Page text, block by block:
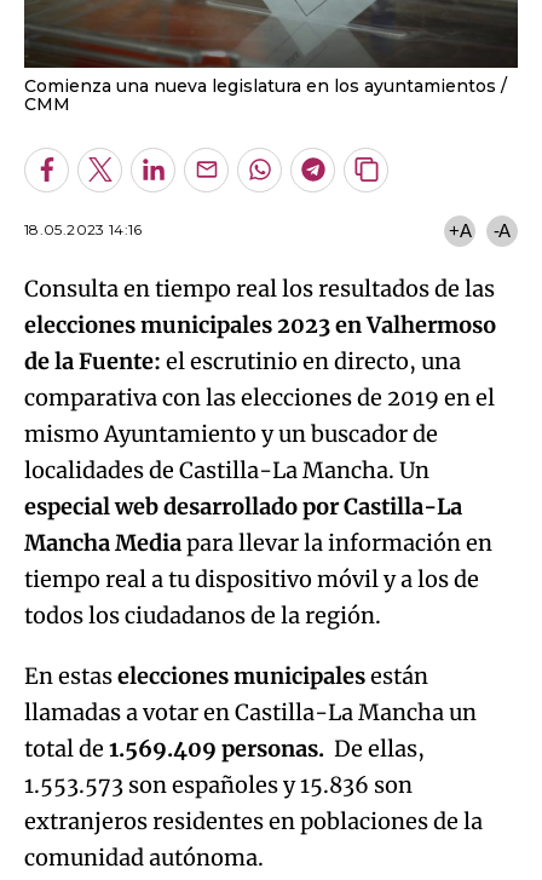
Comienza una nueva legislatura en los ayuntamientos
CMM
Facebook
TwitterLinkedInEnviarWhatsapp
Telegram
Copiar
18.05.2023 14:16 +A -A
Consulta en tiempo real los resultados de las
elecciones municipales 2023 en Valhermoso
de la Fuente: el escrutinio en directo, una
comparativa con las elecciones de 2019 en el
mismo Ayuntamiento y un buscador de
localidades de Castilla-La Mancha. Un
especial web desarrollado por Castilla-La
Mancha Mediapara llevar la información en
tiempo real a tu dispositivo móvil y a los de
todos los ciudadanos de la región.
En estaselecciones municipalesestán
llamadas a votar en Castilla-La Mancha un
total de 1.569.409 personas. De ellas,
1.553.573 son españoles y 15.836 son
extranjeros residentes en poblaciones de la
comunidad autónoma.